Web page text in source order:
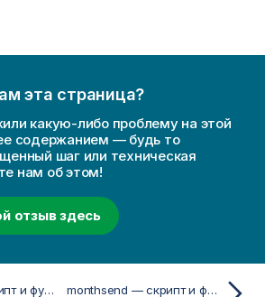
эта страница?
какую-либо проблему на этой
содержанием — будь то
шаг или техническая
нам об этом!
отзыв здесь
monthend — скрипт и функция диаграммы monthsend — скрипт и функция диаграммы